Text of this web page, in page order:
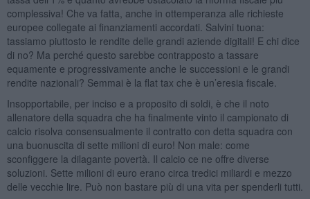
complessiva! Che va fatta, anche in ottemperanza alle richieste
europee collegate ai finanziamenti accordati. Salvini tuona:
tassiamo piuttosto le rendite delle grandi aziende digitali! E chi dice
di no? Ma perché questo sarebbe contrapposto a tassare
equamente e progressivamente anche le successioni e le grandi
rendite nazionali? Semmai è la flat tax che è un’eresia fiscale.
Insopportabile, per inciso e a proposito di soldi, è che il noto
allenatore della squadra che ha finalmente vinto il campionato di
calcio risolva consensualmente il contratto con detta squadra con
una buonuscita di sette milioni di euro! Non male: come
sconfiggere la dilagante povertà. Il calcio ce ne offre diverse
soluzioni. Sette milioni di euro erano circa tredici miliardi e mezzo
delle vecchie lire. Può non bastare più di una vita per spenderli tutti.